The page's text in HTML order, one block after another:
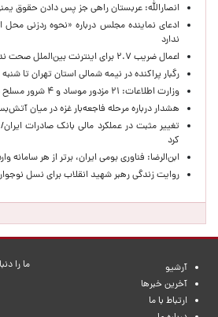
انصارالله: عربستان راهی جز پس دادن حقوق
ادعای نماینده مجلس درباره «نحوه ردزنی
ندارد
اعمال ضریب ۲.۷ برای اینترنت بین‌الملل صحت ندارد
رگبار پراکنده در نیمه شمالی استان تهران تا شنبه
وزارت اطلاعات: ۲۱ مزدور موساد و ۴ شرور مسلح در کرمان بازداشت شدند
هشدار درباره مرحله فاجعه‌بار غزه در میان
کرد
ابن‌الرضا: فناوری بومی ایران، برتر از هر سامانه
روایت زندگی رهبر شهید انقلاب برای نسل
آرشیو
آخرین خبرها
ارتباط با ما
ما را